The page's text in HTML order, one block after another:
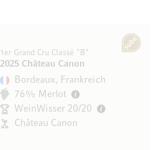
1er Grand Cru Classé "B"
2025 Château Canon
Subscription
Bordeaux, Frankreich
76% Merlot
WeinWisser 20/20
Château Canon